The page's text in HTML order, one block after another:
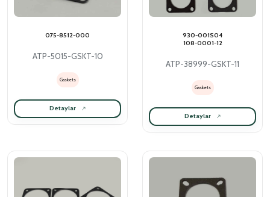
075-8512-000
ATP-5015-GSKT-10
Gaskets
Detaylar
930-001S04
108-0001-12
ATP-38999-GSKT-11
Gaskets
Detaylar